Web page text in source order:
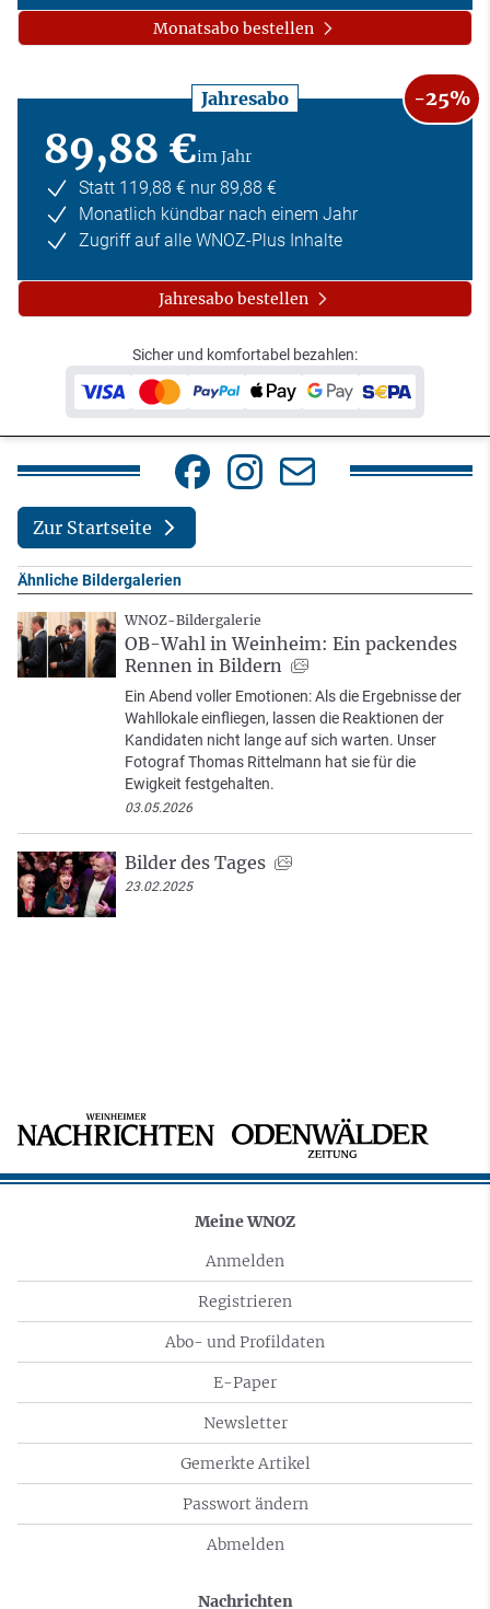
Monatsabo bestellen
Jahresabo -25%
89,88 €im Jahr
Statt 119,88 € nur 89,88 €
Monatlich kündbar nach einem Jahr
Zugriff auf alle WNOZ-Plus Inhalte
Jahresabo bestellen
Sicher und komfortabel bezahlen:
Zur Startseite
Ähnliche Bildergalerien
WNOZ-Bildergalerie
OB-Wahl in Weinheim: Ein packendes
Rennen in Bildern
Ein Abend voller Emotionen: Als die Ergebnisse der
Wahllokale einfliegen, lassen die Reaktionen der
Kandidaten nicht lange auf sich warten. Unser
Fotograf Thomas Rittelmann hat sie für die
Ewigkeit festgehalten.
03.05.2026
Bilder des Tages
23.02.2025
Meine WNOZ
Anmelden
Registrieren
Abo- und Profildaten
E-Paper
Newsletter
Gemerkte Artikel
Passwort ändern
Abmelden
Nachrichten